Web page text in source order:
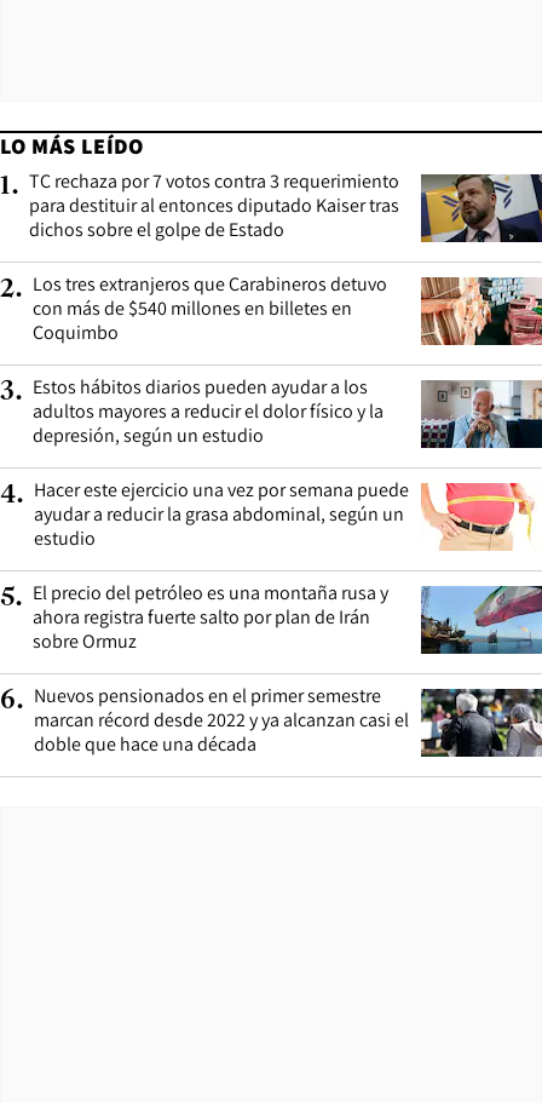
LO MÁS LEÍDO
1. TC rechaza por 7 votos contra 3 requerimiento
para destituir al entonces diputado Kaiser tras
dichos sobre el golpe de Estado
2. Los tres extranjeros que Carabineros detuvo
con más de $540 millones en billetes en
Coquimbo
3. Estos hábitos diarios pueden ayudar a los
adultos mayores a reducir el dolor físico y la
depresión, según un estudio
4. Hacer este ejercicio una vez por semana puede
ayudar a reducir la grasa abdominal, según un
estudio
5. El precio del petróleo es una montaña rusa y
ahora registra fuerte salto por plan de Irán
sobre Ormuz
6. Nuevos pensionados en el primer semestre
marcan récord desde 2022 y ya alcanzan casi el
doble que hace una década